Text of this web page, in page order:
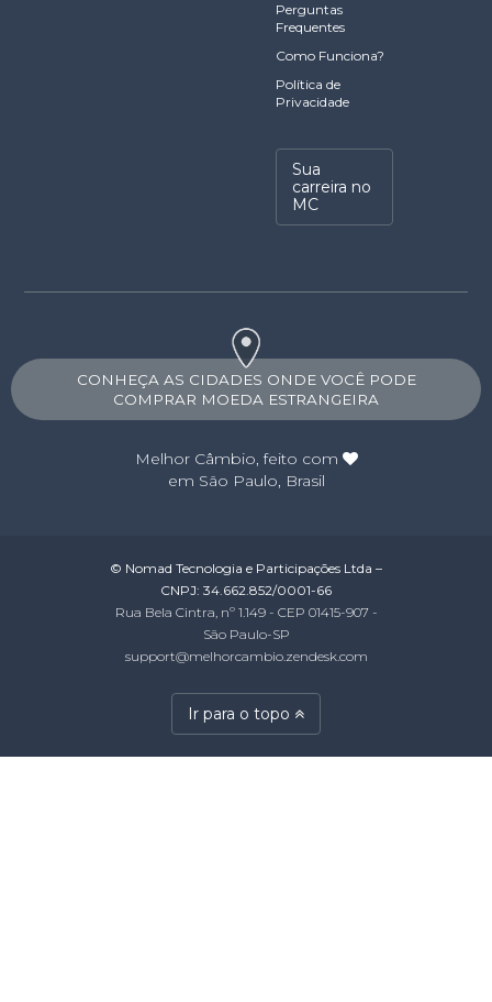
Perguntas
Frequentes
Como Funciona?
Política de
Privacidade
Sua
carreira no
MC
CONHEÇA AS CIDADES ONDE VOCÊ PODE
COMPRAR MOEDA ESTRANGEIRA
Melhor Câmbio, feito com
em São Paulo, Brasil
© Nomad Tecnologia e Participações Ltda –
CNPJ: 34.662.852/0001-66
Rua Bela Cintra, nº 1.149 - CEP 01415-907 -
São Paulo-SP
support@melhorcambio.zendesk.com
Ir para o topo